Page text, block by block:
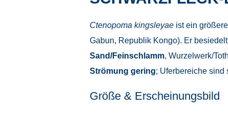
Ctenopoma kingsleyaeist ein
Gabun, Republik Kongo). Er besiedelt
Sand/Feinschlamm, Wurzelwerk/
Strömung gering; Uferbereiche sind
Größe & Erscheinungsbild